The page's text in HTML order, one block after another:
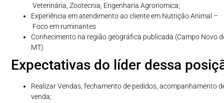
Veterinária, Zootecnia, Engenharia Agronomica;
Experiência em atendimento ao cliente em Nutrição Animal –
Foco em ruminantes
Conhecimento na região geográfica publicada (Campo Novo
MT)
Expectativas do líder dessa
Realizar Vendas, fechamento de pedidos, acompanhamento
venda;